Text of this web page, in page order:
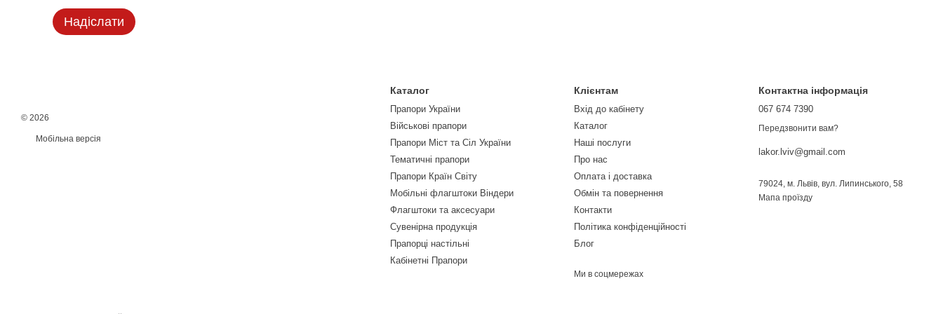
Надіслати
© 2026
Мобільна версія
Каталог
Прапори України
Військові прапори
Прапори Міст та Сіл України
Тематичні прапори
Прапори Країн Світу
Мобільні флагштоки Віндери
Флагштоки та аксесуари
Сувенірна продукція
Прапорці настільні
Кабінетні Прапори
Клієнтам
Вхід до кабінету
Каталог
Наші послуги
Про нас
Оплата і доставка
Обмін та повернення
Контакти
Політика конфіденційності
Блог
Ми в соцмережах
Контактна інформація
067 674 7390
Передзвонити вам?
lakor.lviv@gmail.com
79024, м. Львів, вул. Липинського, 58
Мапа проїзду